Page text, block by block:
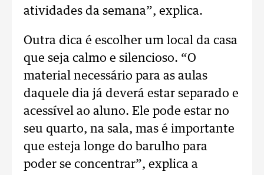
atividades da semana”, explica.
Outra dica é escolher um local da casa
que seja calmo e silencioso. “O
material necessário para as aulas
daquele dia já deverá estar separado e
acessível ao aluno. Ele pode estar no
seu quarto, na sala, mas é importante
que esteja longe do barulho para
poder se concentrar”, explica a